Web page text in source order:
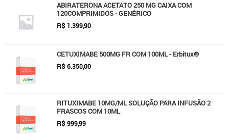
ABIRATERONA ACETATO 250 MG CAIXA COM
120COMPRIMIDOS - GENÉRICO
R$ 1.399,90
CETUXIMABE 500MG FR COM 100ML - Erbitux®
R$ 6.350,00
RITUXIMABE 10MG/ML SOLUÇÃO PARA INFUSÃO 2
FRASCOS COM 10ML
R$ 999,99